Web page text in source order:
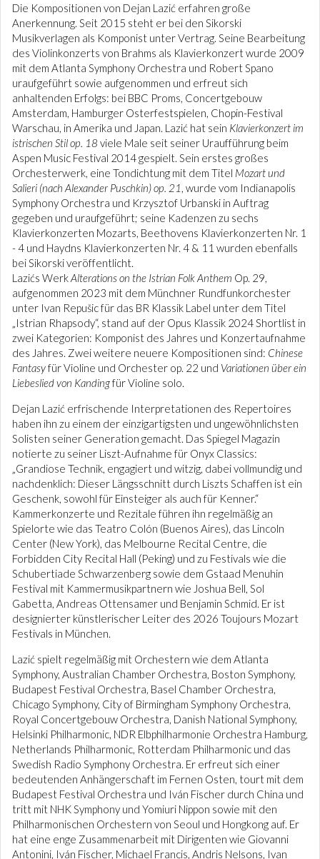
Die Kompositionen von Dejan Lazić erfahren große
Anerkennung. Seit 2015 steht er bei den Sikorski
Musikverlagen als Komponist unter Vertrag. Seine Bearbeitung
des Violinkonzerts von Brahms als Klavierkonzert wurde 2009
mit dem Atlanta Symphony Orchestra und Robert Spano
uraufgeführt sowie aufgenommen und erfreut sich
anhaltenden Erfolgs: bei BBC Proms, Concertgebouw
Amsterdam, Hamburger Osterfestspielen, Chopin-Festival
Warschau, in Amerika und Japan. Lazić hat sein Klavierkonzert im
istrischen Stil op. 18 viele Male seit seiner Uraufführung beim
Aspen Music Festival 2014 gespielt. Sein erstes großes
Orchesterwerk, eine Tondichtung mit dem Titel Mozart und
Salieri (nach Alexander Puschkin) op. 21, wurde vom Indianapolis
Symphony Orchestra und Krzysztof Urbanski in Auftrag
gegeben und uraufgeführt; seine Kadenzen zu sechs
Klavierkonzerten Mozarts, Beethovens Klavierkonzerten Nr. 1
- 4 und Haydns Klavierkonzerten Nr. 4 & 11 wurden ebenfalls
bei Sikorski veröffentlicht.
Lazićs WerkAlterations on the Istrian Folk Anthem Op. 29,
aufgenommen 2023 mit dem Münchner Rundfunkorchester
unter Ivan Repušic für das BR Klassik Label unter dem Titel
„Istrian Rhapsody“, stand auf der Opus Klassik 2024 Shortlist in
zwei Kategorien: Komponist des Jahres und Konzertaufnahme
des Jahres. Zwei weitere neuere Kompositionen sind: Chinese
Fantasyfür Violine und Orchester op. 22 und Variationen über ein
Liebeslied von Kandingfür Violine solo.
Dejan Lazić erfrischende Interpretationen des Repertoires
haben ihn zu einem der einzigartigsten und ungewöhnlichsten
Solisten seiner Generation gemacht. Das Spiegel Magazin
notierte zu seiner Liszt-Aufnahme für Onyx Classics:
„Grandiose Technik, engagiert und witzig, dabei vollmundig und
nachdenklich: Dieser Längsschnitt durch Liszts Schaffen ist ein
Geschenk, sowohl für Einsteiger als auch für Kenner.“
Kammerkonzerte und Rezitale führen ihn regelmäßig an
Spielorte wie das Teatro Colón (Buenos Aires), das Lincoln
Center (New York), das Melbourne Recital Centre, die
Forbidden City Recital Hall (Peking) und zu Festivals wie die
Schubertiade Schwarzenberg sowie dem Gstaad Menuhin
Festival mit Kammermusikpartnern wie Joshua Bell, Sol
Gabetta, Andreas Ottensamer und Benjamin Schmid. Er ist
designierter künstlerischer Leiter des 2026 Toujours Mozart
Festivals in München.
Lazić spielt regelmäßig mit Orchestern wie dem Atlanta
Symphony, Australian Chamber Orchestra, Boston Symphony,
Budapest Festival Orchestra, Basel Chamber Orchestra,
Chicago Symphony, City of Birmingham Symphony Orchestra,
Royal Concertgebouw Orchestra, Danish National Symphony,
Helsinki Philharmonic, NDR Elbphilharmonie Orchestra Hamburg,
Netherlands Philharmonic, Rotterdam Philharmonic und das
Swedish Radio Symphony Orchestra. Er erfreut sich einer
bedeutenden Anhängerschaft im Fernen Osten, tourt mit dem
Budapest Festival Orchestra und Iván Fischer durch China und
tritt mit NHK Symphony und Yomiuri Nippon sowie mit den
Philharmonischen Orchestern von Seoul und Hongkong auf. Er
hat eine enge Zusammenarbeit mit Dirigenten wie Giovanni
Antonini, Iván Fischer, Michael Francis, Andris Nelsons, Ivan